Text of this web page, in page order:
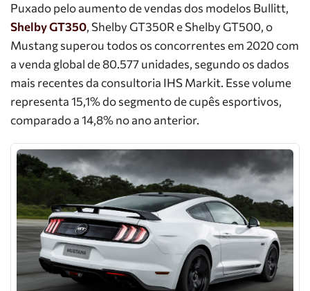
Puxado pelo aumento de vendas dos modelos Bullitt,
Shelby GT350, Shelby GT350R e Shelby GT500, o
Mustang superou todos os concorrentes em 2020 com
a venda global de 80.577 unidades, segundo os dados
mais recentes da consultoria IHS Markit. Esse volume
representa 15,1% do segmento de cupês esportivos,
comparado a 14,8% no ano anterior.